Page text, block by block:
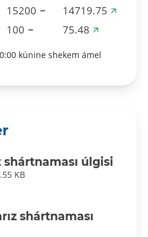
15200 14719.75
100 75.48
kúnine shekem ámel
úlgisi
KB
shártnaması